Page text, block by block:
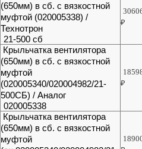
(650мм) в сб. с вязкостной
муфтой (020005338) /
Технотрон
21-500 сб
₽
Крыльчатка вентилятора
(650мм) в сб. с вязкостной
муфтой
(020005340/020004982/21-
500СБ) / Аналог
020005338
₽
Крыльчатка вентилятора
(650мм) в сб. с вязкостной
муфтой